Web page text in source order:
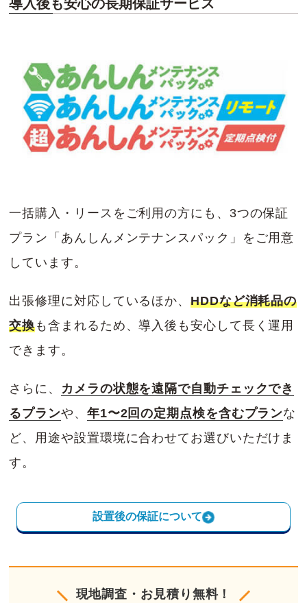
導入後も安心の長期保証サービス
一括購入・リースをご利用の方にも、3つの保証
プラン「あんしんメンテナンスパック」をご用意
しています。
出張修理に対応しているほか、HDDなど消耗品の
交換も含まれるため、導入後も安心して長く運用
できます。
さらに、 カメラの状態を遠隔で自動チェックでき
るプランや、 年1〜2回の定期点検を含むプランな
ど、用途や設置環境に合わせてお選びいただけま
す。
設置後の保証について
現地調査・お見積り無料！